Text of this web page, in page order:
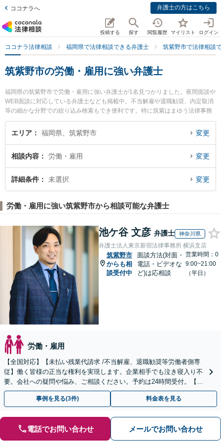
ココナラへ 弁護士の方はこちら
投稿する 探す 閲覧履歴 マイリスト ログイン
ココナラ法律相談 福岡県で法律相談できる弁護士 筑紫野市で法律相談
筑紫野市の労働・雇用に強い弁護士
福岡県の筑紫野市で労働・雇用に強い弁護士が1名見つかりました。夜間面談や
WEB面談に対応している弁護士なども掲載中。不当解雇や退職勧奨、内定取消
等の細かな分野での絞り込み検索もでき便利です。特に筑紫はまゆう法律事務
所の梶永 圭弁護士のプロフィール情報や弁護士費用、強みなどが注目されてい
ます。『筑紫野市で土日や夜間に発生した労働・雇用のトラブルを今すぐに弁
士に相談予約したい』などでお困りの相談者さんにおすすめです。
エリア 福岡県、筑紫野市 変更
相談内容 労働・雇用 変更
詳細条件 未選択 変更
労働・雇用に強い筑紫野市から相談可能な弁護士
池ケ谷 文彦 弁護士 神奈川県
弁護士法人東京新宿法律事務所 横浜支店
筑紫野市
からも相
談受付中
面談方法(対面・
電話・ビデオな
ど)は応相談
営業時間：0
9:00~21:00
（平日）
労働・雇用
【全国対応】【未払い残業代請求 /不当解雇、退職勧奨等労働者側専
従】働く皆様の正当な権利を実現します。企業相手でも泣き寝入り不
要。会社への疑問や悩み、ご相談ください。予約は24時間受付。【初
回面談無料】【夜間・休日対応可】
事例を見る(3件) 料金表を見る
電話でお問い合わせ メールでお問い合わせ